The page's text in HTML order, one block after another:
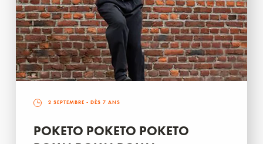
2 SEPTEMBRE - DÈS 7 ANS
POKETO POKETO POKETO